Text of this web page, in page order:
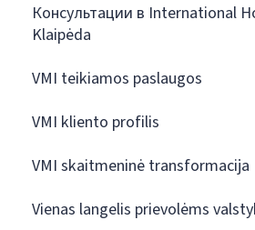
Консультации в International
Klaipėda
VMI teikiamos paslaugos
VMI kliento profilis
VMI skaitmeninė transformacija
Vienas langelis prievolėms